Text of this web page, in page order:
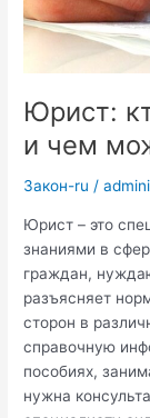
Юрист:
и чем
Закон-ru /
Юрист – это
знаниями в
граждан,
разъясняет
сторон в
справочную
пособиях,
нужна